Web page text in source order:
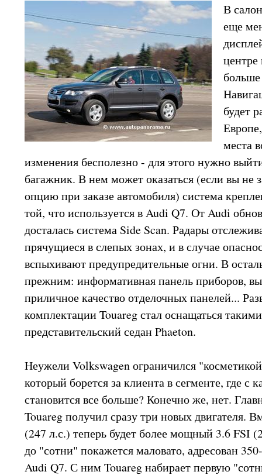
В
еще
будет
места
изменения бесполезно - для этого нужно
багажник. В нем может оказаться (если вы не
опцию при заказе автомобиля) система
той, что используется в Audi Q7. От Audi
досталась система Side Scan. Радары
прячущиеся в слепых зонах, и в случае
вспыхивают предупредительные огни. В
прежним: информативная панель приборов,
приличное качество отделочных панелей...
комплектации Touareg стал оснащаться
представительский седан Phaeton.
Неужели Volkswagen ограничился
который борется за клиента в сегменте, где с
становится все больше? Конечно же, нет.
Touareg получил сразу три новых двигателя.
(247 л.с.) теперь будет более мощный 3.6 FSI
до "сотни" покажется маловато, адресован
Audi Q7. С ним Touareg набирает первую